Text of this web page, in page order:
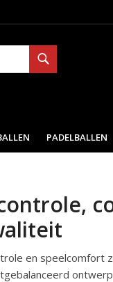
PADELBALLEN
en speelcomfort